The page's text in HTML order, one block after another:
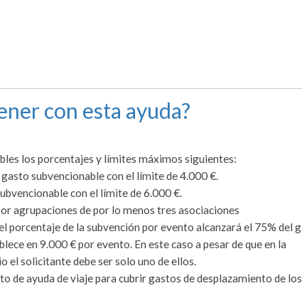
con esta ayuda?
los porcentajes y límites máximos siguientes:
subvencionable con el límite de 4.000 €.
con el límite de 6.000 €.
agrupaciones de por lo menos tres asociaciones
porcentaje de la subvención por evento alcanzará el 75% del
en 9.000 € por evento. En este caso a pesar de que en la
el solicitante debe ser solo uno de ellos.
de ayuda de viaje para cubrir gastos de desplazamiento de los